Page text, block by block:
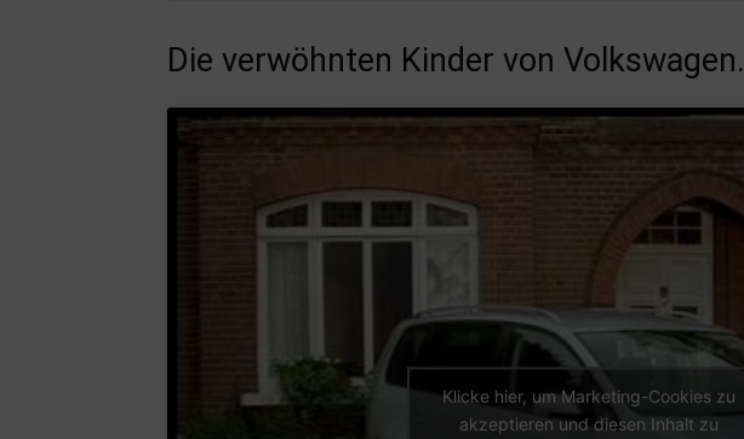
Die verwöhnten Kinder von Volkswagen.
Klicke hier, um Marketing-Cookies zu
akzeptieren und diesen Inhalt zu